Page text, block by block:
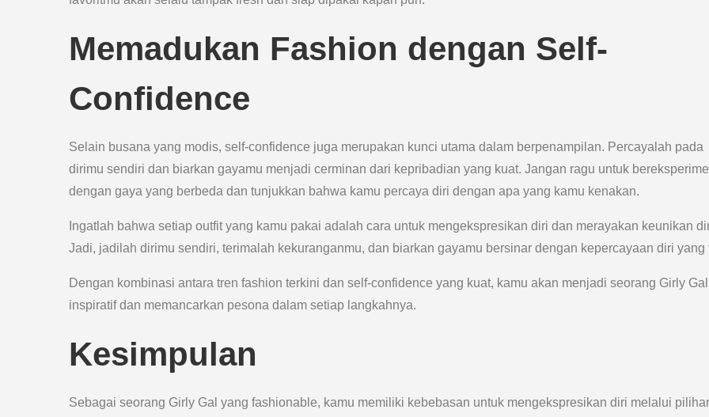
Memadukan Fashion dengan Self-
Confidence
Selain busana yang modis, self-confidence juga merupakan kunci utama dalam berpenampilan. Percayalah pada
dirimu sendiri dan biarkan gayamu menjadi cerminan dari kepribadian yang kuat. Jangan ragu untuk
dengan gaya yang berbeda dan tunjukkan bahwa kamu percaya diri dengan apa yang kamu kenakan.
Ingatlah bahwa setiap outfit yang kamu pakai adalah cara untuk mengekspresikan diri dan merayakan keunikan
Jadi, jadilah dirimu sendiri, terimalah kekuranganmu, dan biarkan gayamu bersinar dengan kepercayaan diri yang
Dengan kombinasi antara tren fashion terkini dan self-confidence yang kuat, kamu akan menjadi seorang Girly
inspiratif dan memancarkan pesona dalam setiap langkahnya.
Kesimpulan
Sebagai seorang Girly Gal yang fashionable, kamu memiliki kebebasan untuk mengekspresikan diri melalui